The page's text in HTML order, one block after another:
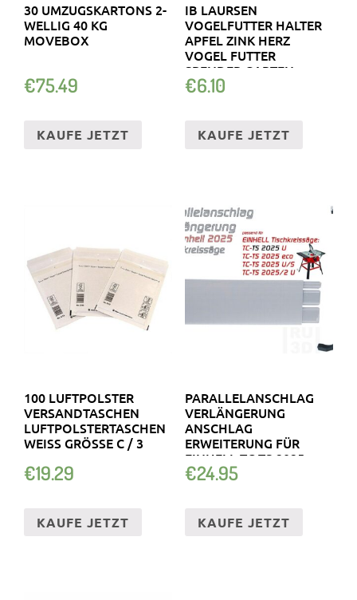
30 UMZUGSKARTONS 2-
WELLIG 40 KG
MOVEBOX
€75.49
KAUFE JETZT
IB LAURSEN
VOGELFUTTER HALTER
APFEL ZINK HERZ
VOGEL FUTTER
SPENDER GARTEN
HÄNGEN
€6.10
KAUFE JETZT
100 LUFTPOLSTER
VERSANDTASCHEN
LUFTPOLSTERTASCHEN
WEISS GRÖSSE C / 3
€19.29
KAUFE JETZT
PARALLELANSCHLAG
VERLÄNGERUNG
ANSCHLAG
ERWEITERUNG FÜR
EINHELL TC-TS 2025
€24.95
KAUFE JETZT